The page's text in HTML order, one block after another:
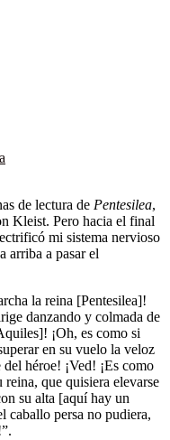
de lectura de Pentesilea,
Kleist. Pero hacia el final
mi sistema nervioso
arriba a pasar el
la reina [Pentesilea]!
danzando y colmada de
¡Oh, es como si
en su vuelo la veloz
héroe! ¡Ved! ¡Es como
reina, que quisiera elevarse
su alta [aquí hay un
caballo persa no pudiera,